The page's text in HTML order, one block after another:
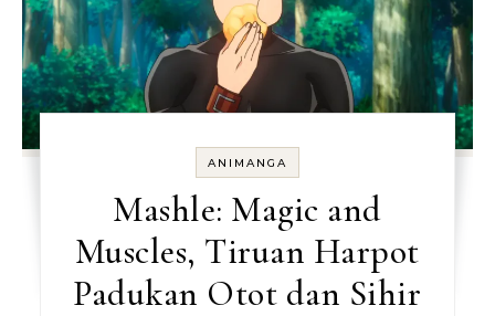
ANIMANGA
Mashle: Magic and
Muscles, Tiruan Harpot
Padukan Otot dan Sihir